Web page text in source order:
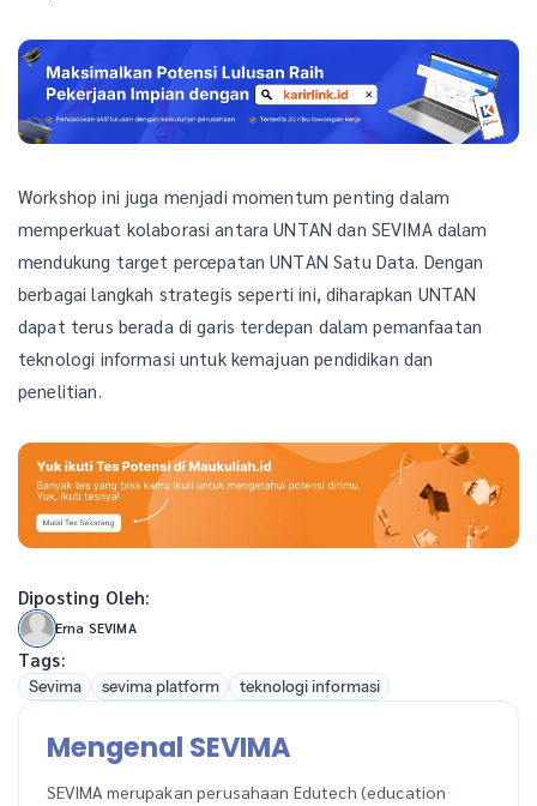
Workshop ini juga menjadi momentum penting dalam
memperkuat kolaborasi antara UNTAN dan SEVIMA dalam
mendukung target percepatan UNTAN Satu Data. Dengan
berbagai langkah strategis seperti ini, diharapkan UNTAN
dapat terus berada di garis terdepan dalam pemanfaatan
teknologi informasi untuk kemajuan pendidikan dan
penelitian.
Diposting Oleh:
Erna SEVIMA
Tags:
Sevima sevima platform teknologi informasi
Mengenal SEVIMA
SEVIMA merupakan perusahaan Edutech (education